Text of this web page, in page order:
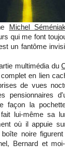
Michel
qui me font
un fantôme
multimédia du
en lien
de vues
pensionnaires
façon la
lui-même sa
où il appuie
noire
Bernard et